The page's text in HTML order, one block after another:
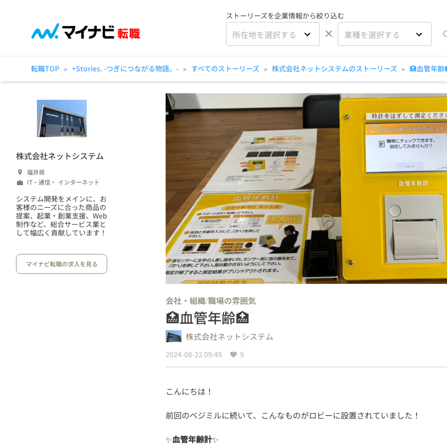
ストーリーズを企業情報から絞り込む
所在地を選択する × 業種を選択する
転職TOP > +Stories. -つぎにつながる物語。- > すべてのストーリーズ > 株式会社ネットシステムのストーリーズ > 🏥血管年齢
株式会社ネットシステム
福井県
IT・通信・ インターネット
システム開発をメインに、お
客様のニーズに合った商品の
提案、起業・創業支援、Web
制作など、総合サービス業と
して幅広く貢献しています！
マイナビ転職の求人を見る
会社・組織/職場の雰囲気
🏥血管年齢🏥
株式会社ネットシステム
2024-08-22 09:49 9
✨血管年齢計